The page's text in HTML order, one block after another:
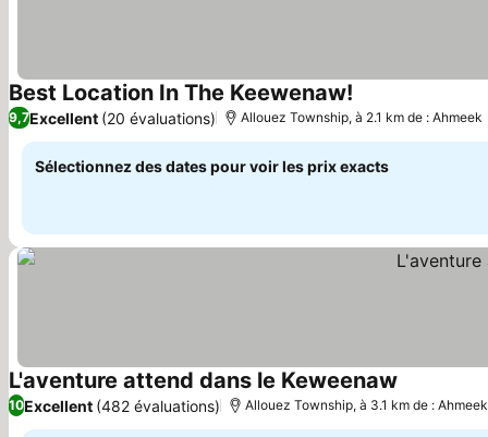
Best Location In The Keewenaw!
9,7Excellent (20 évaluations) Allouez Township, à 2.1 km de : Ahmeek
Sélectionnez des dates pour voir les prix exacts
L'aventure attend dans le Keweenaw
10Excellent (482 évaluations) Allouez Township, à 3.1 km de : Ahmeek